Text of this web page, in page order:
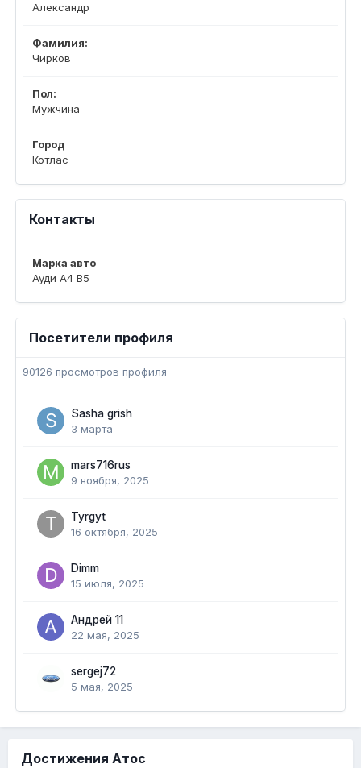
Александр
Фамилия:
Чирков
Пол:
Мужчина
Город
Котлас
Контакты
Марка авто
Ауди А4 В5
Посетители профиля
90126 просмотров профиля
Sasha grish
3 марта
mars716rus
9 ноября, 2025
Tyrgyt
16 октября, 2025
Dimm
15 июля, 2025
Андрей 11
22 мая, 2025
sergej72
5 мая, 2025
Достижения Атос